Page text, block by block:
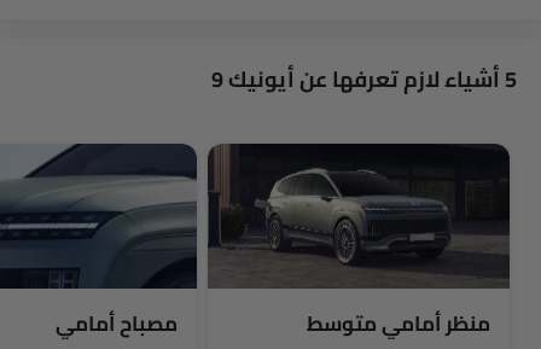
5 أشياء لازم تعرفها عن أيونيك 9
منظر أمامي متوسط مصباح أمامي